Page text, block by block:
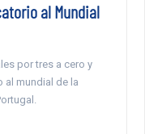
al Mundial
por tres a cero y
al mundial de la